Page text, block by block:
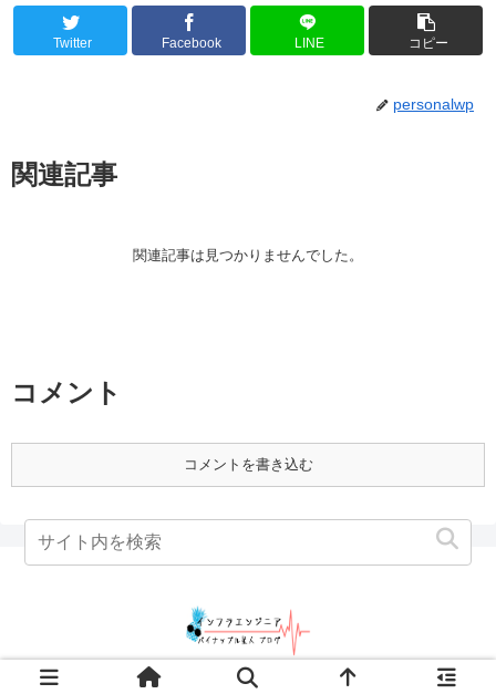
Twitter Facebook LINE コピー
personalwp
関連記事
関連記事は見つかりませんでした。
コメント
コメントを書き込む